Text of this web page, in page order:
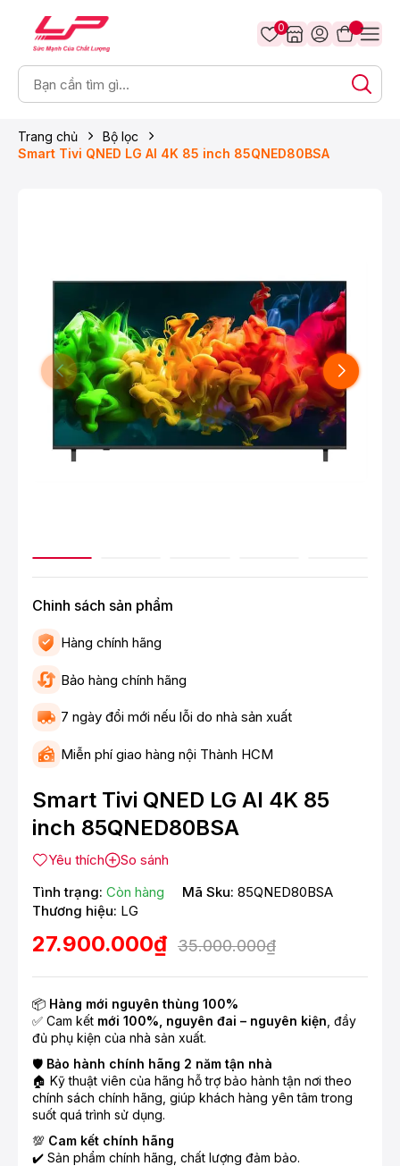
0
Trang chủ
Bộ lọc
Smart Tivi QNED LG AI 4K 85 inch 85QNED80BSA
Chinh sách sản phẩm
Hàng chính hãng
Bảo hàng chính hãng
7 ngày đổi mới nếu lỗi do nhà sản xuất
Miễn phí giao hàng nội Thành HCM
Smart Tivi QNED LG AI 4K 85
inch 85QNED80BSA
Yêu thích
So sánh
Tình trạng: Còn hàng Mã Sku: 85QNED80BSA
Thương hiệu: LG
27.900.000₫ 35.000.000₫
📦 Hàng mới nguyên thùng 100%
✅ Cam kết mới 100%, nguyên đai – nguyên kiện, đầy
đủ phụ kiện của nhà sản xuất.
🛡️ Bảo hành chính hãng 2 năm tận nhà
🏠 Kỹ thuật viên của hãng hỗ trợ bảo hành tận nơi theo
chính sách chính hãng, giúp khách hàng yên tâm trong
suốt quá trình sử dụng.
💯 Cam kết chính hãng
✔️ Sản phẩm chính hãng, chất lượng đảm bảo.